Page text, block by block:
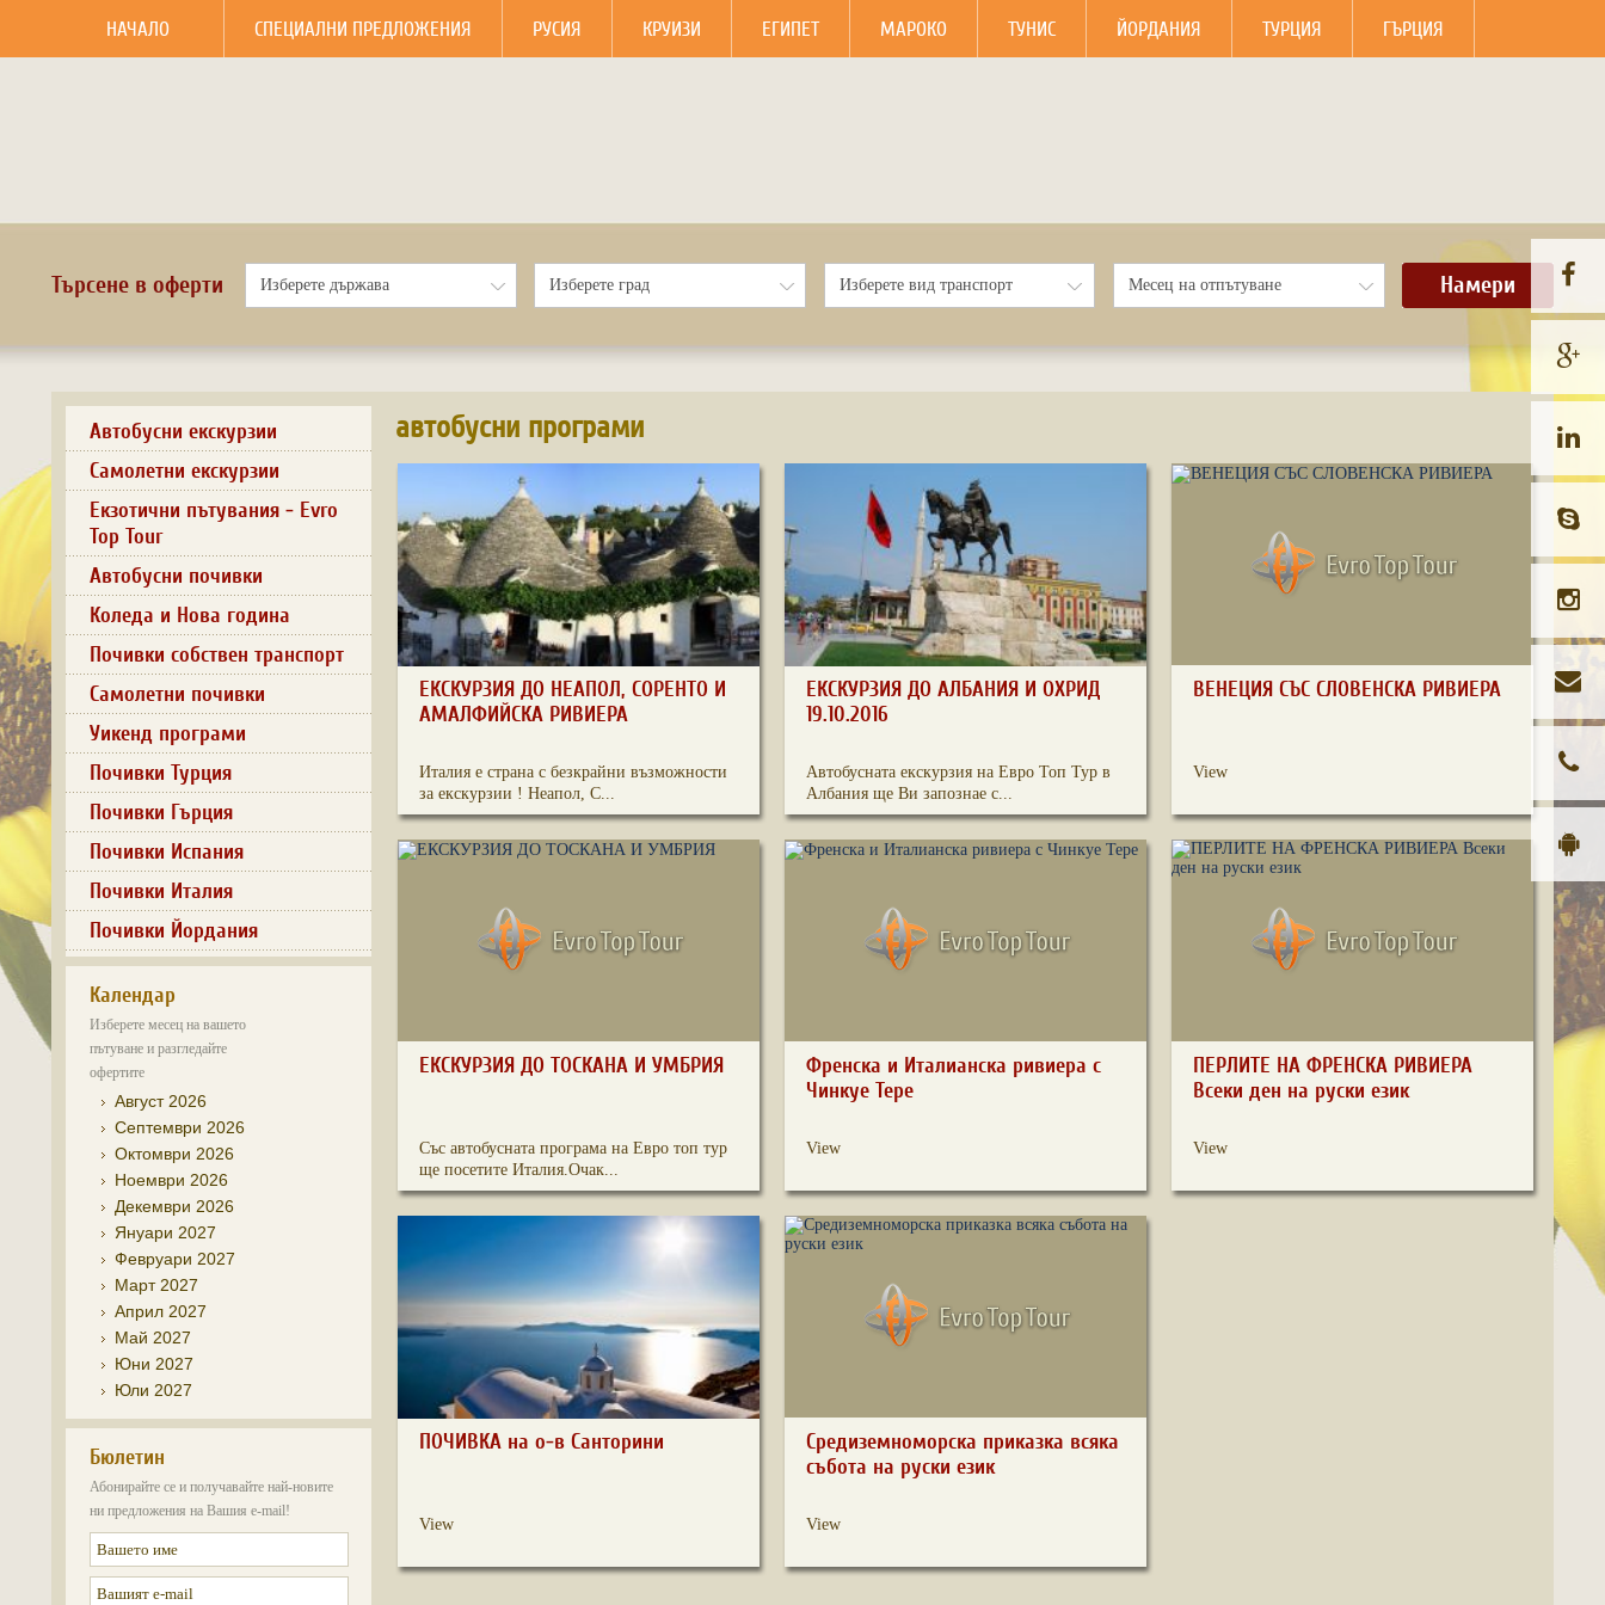
НАЧАЛО СПЕЦИАЛНИ ПРЕДЛОЖЕНИЯ РУСИЯ КРУИЗИ ЕГИПЕТ МАРОКО ТУНИС ЙОРДАНИЯ ТУРЦИЯ ГЪРЦИЯ
Търсене в оферти Намери
Автобусни екскурзии
Самолетни екскурзии
Екзотични пътувания - Evro
Top Tour
Автобусни почивки
Коледа и Нова година
Почивки собствен транспорт
Самолетни почивки
Уикенд програми
Почивки Турция
Почивки Гърция
Почивки Испания
Почивки Италия
Почивки Йордания
Календар
Изберете месец на вашето
пътуване и разгледайте
офертите
Август 2026
Септември 2026
Октомври 2026
Ноември 2026
Декември 2026
Януари 2027
Февруари 2027
Март 2027
Април 2027
Май 2027
Юни 2027
Юли 2027
Бюлетин
Абонирайте се и получавайте най-новите
ни предложения на Вашия e-mail!
автобусни програми
ЕКСКУРЗИЯ ДО НЕАПОЛ, СОРЕНТО И
АМАЛФИЙСКА РИВИЕРА
Италия е страна с безкрайни възможности
за екскурзии ! Неапол, С...
ЕКСКУРЗИЯ ДО АЛБАНИЯ И ОХРИД
19.10.2016
Автобусната екскурзия на Евро Топ Тур в
Албания ще Ви запознае с...
ВЕНЕЦИЯ СЪС СЛОВЕНСКА РИВИЕРА
View
ЕКСКУРЗИЯ ДО ТОСКАНА И УМБРИЯ
Със автобусната програма на Евро топ тур
ще посетите Италия.Очак...
Френска и Италианска ривиера с
Чинкуе Тере
View
ПЕРЛИТЕ НА ФРЕНСКА РИВИЕРА
Всеки ден на руски език
View
ПОЧИВКА на о-в Санторини
View
Средиземноморска приказка всяка
събота на руски език
View